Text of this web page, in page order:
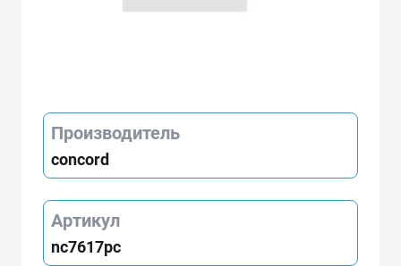
Производитель
concord
Артикул
nc7617pc